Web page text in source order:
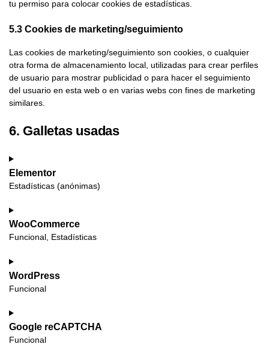
tu permiso para colocar cookies de estadísticas.
5.3 Cookies de marketing/seguimiento
Las cookies de marketing/seguimiento son cookies, o cualquier
otra forma de almacenamiento local, utilizadas para crear perfiles
de usuario para mostrar publicidad o para hacer el seguimiento
del usuario en esta web o en varias webs con fines de marketing
similares.
6. Galletas usadas
Elementor
Estadísticas (anónimas)
WooCommerce
Funcional, Estadísticas
WordPress
Funcional
Google reCAPTCHA
Funcional